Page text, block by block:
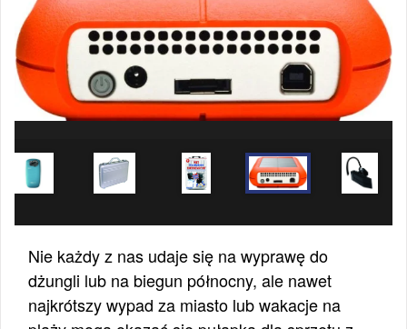
Nie każdy z nas udaje się na wyprawę do
dżungli lub na biegun północny, ale nawet
najkrótszy wypad za miasto lub wakacje na